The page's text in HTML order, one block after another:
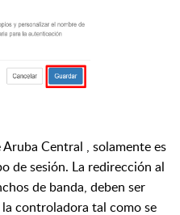
Central , solamente es
de sesión. La redirección al
de banda, deben ser
controladora tal como se